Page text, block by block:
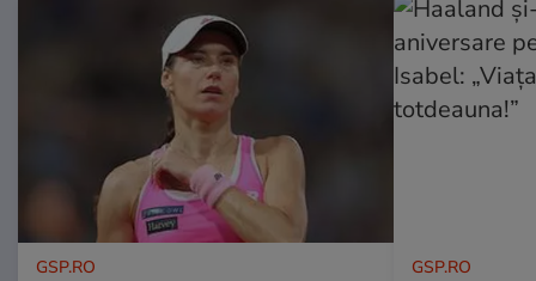
GSP.RO GSP.RO